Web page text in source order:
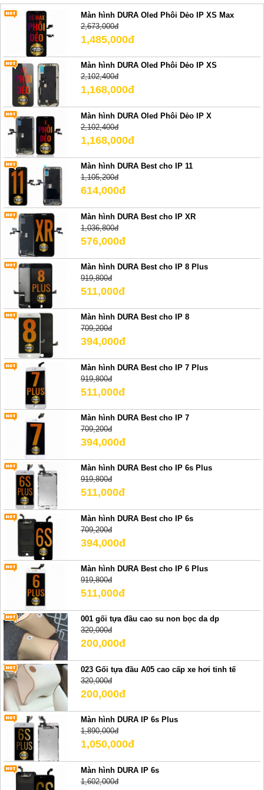
Màn hình DURA Oled Phôi Dẻo IP XS Max
2,673,000đ
1,485,000đ
Màn hình DURA Oled Phôi Dẻo IP XS
2,102,400đ
1,168,000đ
Màn hình DURA Oled Phôi Dẻo IP X
2,102,400đ
1,168,000đ
Màn hình DURA Best cho IP 11
1,105,200đ
614,000đ
Màn hình DURA Best cho IP XR
1,036,800đ
576,000đ
Màn hình DURA Best cho IP 8 Plus
919,800đ
511,000đ
Màn hình DURA Best cho IP 8
709,200đ
394,000đ
Màn hình DURA Best cho IP 7 Plus
919,800đ
511,000đ
Màn hình DURA Best cho IP 7
709,200đ
394,000đ
Màn hình DURA Best cho IP 6s Plus
919,800đ
511,000đ
Màn hình DURA Best cho IP 6s
709,200đ
394,000đ
Màn hình DURA Best cho IP 6 Plus
919,800đ
511,000đ
001 gối tựa đầu cao su non bọc da dp
320,000đ
200,000đ
023 Gối tựa đầu A05 cao cấp xe hơi tinh tế
320,000đ
200,000đ
Màn hình DURA IP 6s Plus
1,890,000đ
1,050,000đ
Màn hình DURA IP 6s
1,602,000đ